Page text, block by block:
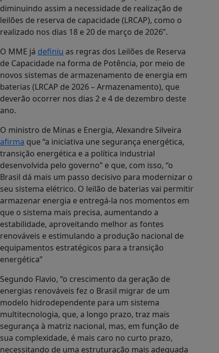
diminuindo assim a necessidade de realização de
leilões de reserva de capacidade (LRCAP), como o
realizado nos dias 18 e 20 de março de 2026”.
O MME já definiu as regras dos Leilões de Reserva
de Capacidade na forma de Potência, por meio de
novos sistemas de armazenamento de energia em
baterias (LRCAP de 2026 – Armazenamento), que
deverão ocorrer nos dias 2 e 4 de dezembro deste
ano.
O ministro de Minas e Energia, Alexandre Silveira
afirma que “a iniciativa une segurança energética,
transição energética e a política industrial
desenvolvida pelo governo” e que, com isso, “o
Brasil dá mais um passo decisivo para modernizar o
seu sistema elétrico. O leilão de baterias vai permitir
armazenar energia e entregá-la nos momentos em
que o sistema mais precisa, aumentando a
estabilidade, aproveitando melhor as fontes
renováveis e estimulando a produção nacional de
equipamentos estratégicos para a transição
energética”
Segundo Flavio, “o crescimento da geração de
energias renováveis fez o Brasil migrar de um
modelo hidrodependente para um sistema
multitecnologia, que, a longo prazo, traz mais
segurança à matriz nacional, mas, em função de
sua complexidade, é mais caro no curto prazo,
necessitando de uma estruturação mais adequada